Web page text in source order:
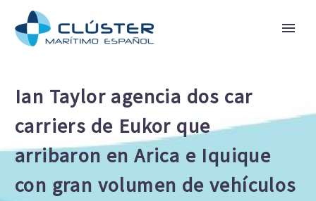
Ian Taylor agencia dos car
carriers de Eukor que
arribaron en Arica e Iquique
con gran volumen de vehículos